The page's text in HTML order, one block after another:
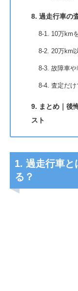
8. 過走行車の
8-1. 10万km
8-2. 20万km
8-3. 故障車
8-4. 査定だけ
9. まとめ｜後
スト
1. 過走行車
る？